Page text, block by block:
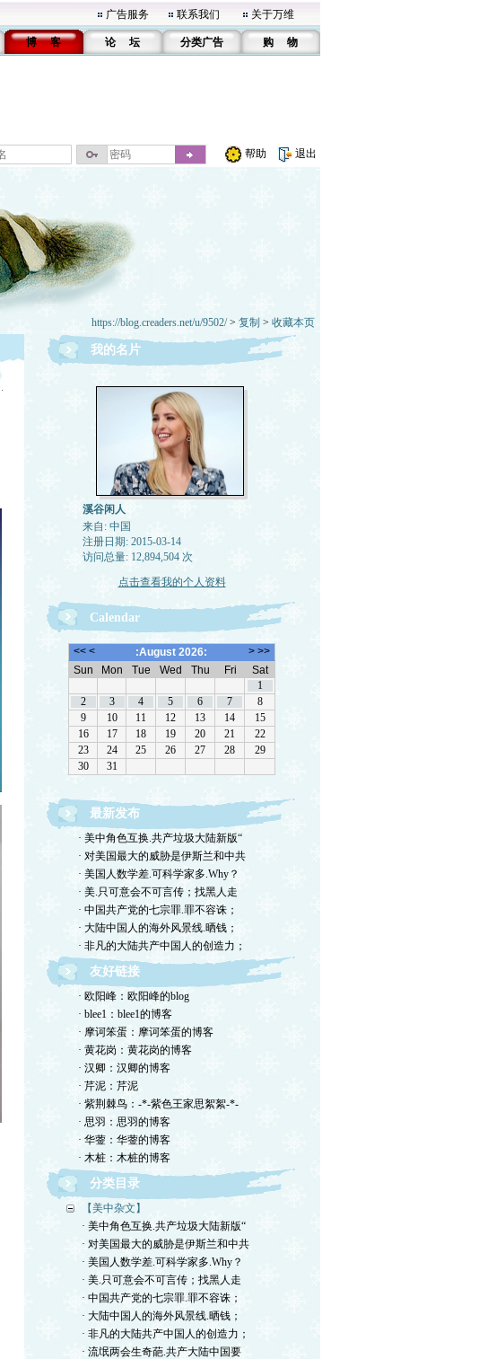
广告服务 联系我们 关于万维
博 客 论 坛 分类广告 购 物
帮助 退出
https://blog.creaders.net/u/9502/> 复制 > 收藏本页
我的名片
溪谷闲人
来自: 中国
注册日期: 2015-03-14
访问总量: 12,894,504 次
点击查看我的个人资料
Calendar
最新发布
· 美中角色互换.共产垃圾大陆新版“
· 对美国最大的威胁是伊斯兰和中共
· 美国人数学差.可科学家多.Why？
· 美.只可意会不可言传；找黑人走
· 中国共产党的七宗罪.罪不容诛；
· 大陆中国人的海外风景线.晒钱；
· 非凡的大陆共产中国人的创造力；
友好链接
· 欧阳峰：欧阳峰的blog
· blee1：blee1的博客
· 摩诃笨蛋：摩诃笨蛋的博客
· 黄花岗：黄花岗的博客
· 汉卿：汉卿的博客
· 芹泥：芹泥
· 紫荆棘鸟：-*-紫色王家思絮絮-*-
· 思羽：思羽的博客
· 华蓥：华蓥的博客
· 木桩：木桩的博客
分类目录
【美中杂文】
· 美中角色互换.共产垃圾大陆新版“
· 对美国最大的威胁是伊斯兰和中共
· 美国人数学差.可科学家多.Why？
· 美.只可意会不可言传；找黑人走
· 中国共产党的七宗罪.罪不容诛；
· 大陆中国人的海外风景线.晒钱；
· 非凡的大陆共产中国人的创造力；
· 流氓两会生奇葩.共产大陆中国要